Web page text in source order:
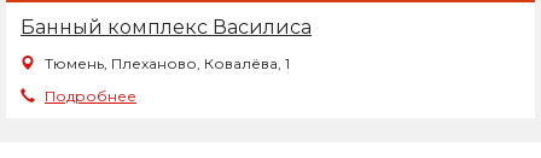
Банный комплекс Василиса
Тюмень, Плеханово, Ковалёва, 1
Подробнее